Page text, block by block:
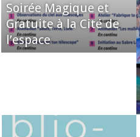
Soirée Magique et
Gratuite à la Cité de
l’espace